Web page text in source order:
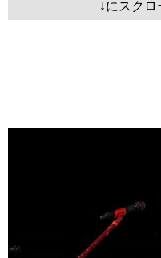
↓にスク